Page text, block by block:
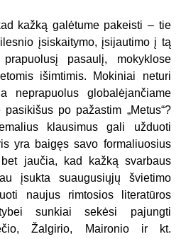
kažką galėtume pakeisti – tie
įsiskaitymo, įsijautimo į tą
pasaulį, mokyklose
išimtimis. Mokiniai neturi
globalėjančiame
po pažastim „Metus“?
klausimus gali užduoti
yra baigęs savo formaliuosius
jaučia, kad kažką svarbaus
įsukta suaugusiųjų švietimo
naujus rimtosios literatūros
sunkiai sekėsi pajungti
Žalgirio, Maironio ir kt.